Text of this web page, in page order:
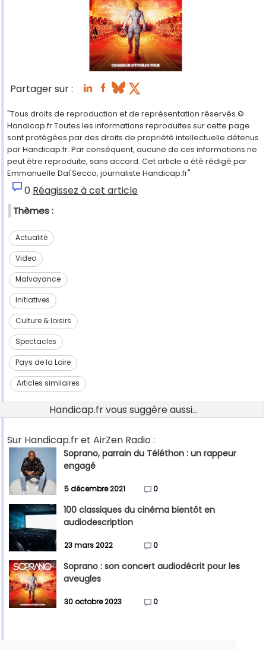
Partager sur :
"Tous droits de reproduction et de représentation réservés.©
Handicap.fr.Toutes les informations reproduites sur cette page
sont protégées par des droits de propriété intellectuelle détenus
par Handicap.fr. Par conséquent, aucune de ces informations ne
peut être reproduite, sans accord. Cet article a été rédigé par
Emmanuelle Dal'Secco, journaliste Handicap.fr"
0 Réagissez à cet article
Thèmes :
Actualité
Video
Malvoyance
Initiatives
Culture & loisirs
Spectacles
Pays de la Loire
Articles similaires
Handicap.fr vous suggère aussi...
Sur Handicap.fr et AirZen Radio :
Soprano, parrain du Téléthon : un rappeur
engagé
5 décembre 2021 0
100 classiques du cinéma bientôt en
audiodescription
23 mars 2022 0
Soprano : son concert audiodécrit pour les
aveugles
30 octobre 2023 0